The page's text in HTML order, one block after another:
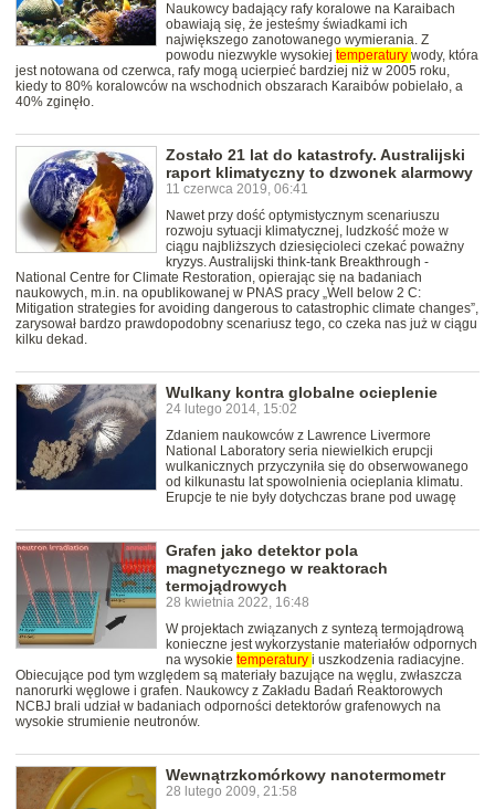
Naukowcy badający rafy koralowe na Karaibach
obawiają się, że jesteśmy świadkami ich
największego zanotowanego wymierania. Z
powodu niezwykle wysokiej temperatury wody, która
jest notowana od czerwca, rafy mogą ucierpieć bardziej niż w 2005 roku,
kiedy to 80% koralowców na wschodnich obszarach Karaibów pobielało, a
40% zginęło.
Zostało 21 lat do katastrofy. Australijski
raport klimatyczny to dzwonek alarmowy
11 czerwca 2019, 06:41
Nawet przy dość optymistycznym scenariuszu
rozwoju sytuacji klimatycznej, ludzkość może w
ciągu najbliższych dziesięcioleci czekać poważny
kryzys. Australijski think-tank Breakthrough -
National Centre for Climate Restoration, opierając się na badaniach
naukowych, m.in. na opublikowanej w PNAS pracy „Well below 2 C:
Mitigation strategies for avoiding dangerous to catastrophic climate changes”,
zarysował bardzo prawdopodobny scenariusz tego, co czeka nas już w ciągu
kilku dekad.
Wulkany kontra globalne ocieplenie
24 lutego 2014, 15:02
Zdaniem naukowców z Lawrence Livermore
National Laboratory seria niewielkich erupcji
wulkanicznych przyczyniła się do obserwowanego
od kilkunastu lat spowolnienia ocieplania klimatu.
Erupcje te nie były dotychczas brane pod uwagę
Grafen jako detektor pola
magnetycznego w reaktorach
termojądrowych
28 kwietnia 2022, 16:48
W projektach związanych z syntezą termojądrową
konieczne jest wykorzystanie materiałów odpornych
na wysokie temperatury i uszkodzenia radiacyjne.
Obiecujące pod tym względem są materiały bazujące na węglu, zwłaszcza
nanorurki węglowe i grafen. Naukowcy z Zakładu Badań Reaktorowych
NCBJ brali udział w badaniach odporności detektorów grafenowych na
wysokie strumienie neutronów.
Wewnątrzkomórkowy nanotermometr
28 lutego 2009, 21:58